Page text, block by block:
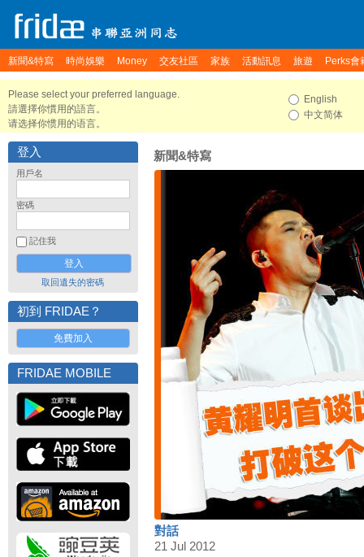
新聞&特寫 時尚娛樂 Money 交友社區 家族 活動訊息 旅遊 Perks會
Please select your preferred language.
請選擇你慣用的語言。
请选择你惯用的语言。
English
中文简体
登入
用戶名
密碼
記住我
取回遺失的密碼
初到 FRIDAE？
免費加入
FRIDAE MOBILE
新聞&特寫
對話
21 Jul 2012